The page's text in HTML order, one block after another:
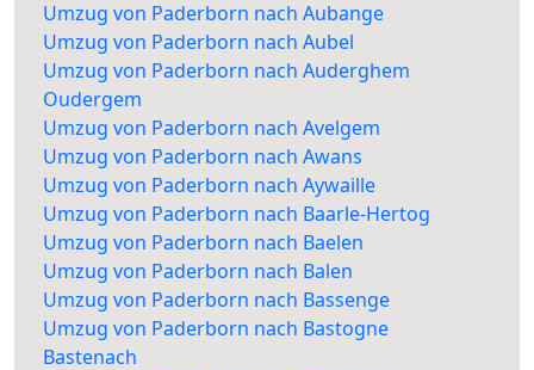
Umzug von Paderborn nach Aubange
Umzug von Paderborn nach Aubel
Umzug von Paderborn nach Auderghem
Oudergem
Umzug von Paderborn nach Avelgem
Umzug von Paderborn nach Awans
Umzug von Paderborn nach Aywaille
Umzug von Paderborn nach Baarle-Hertog
Umzug von Paderborn nach Baelen
Umzug von Paderborn nach Balen
Umzug von Paderborn nach Bassenge
Umzug von Paderborn nach Bastogne
Bastenach